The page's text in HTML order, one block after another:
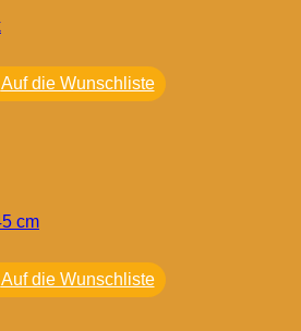
Auf die Wunschliste
Auf die Wunschliste